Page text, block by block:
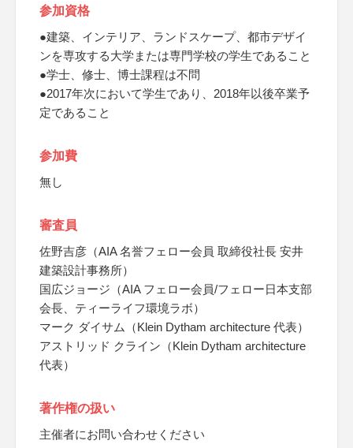
参加資格
●建築、インテリア、ランドスケープ、都市デザイ
ンを専攻する大学または専門学校の学生であること
●学士、修士、博士課程は不問
●2017年次において学生であり、2018年以後卒業予
定であること
参加費
無し
審査員
佐野吉彦（AIA 名誉フェロー会員 取締役社長 安井
建築設計事務所）
国広ジョージ（AIA フェロー会員/フェロー日本支部
会長、ティーライフ環境ラボ）
マーク ダイサム（Klein Dytham architecture 代表）
アストリッド クライン（Klein Dytham architecture
代表）
著作権の扱い
主催者にお問い合わせください